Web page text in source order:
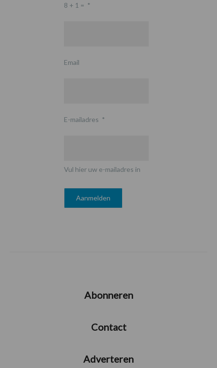
8 + 1 = *
Email
E-mailadres *
Vul hier uw e-mailadres in
Abonneren
Contact
Adverteren